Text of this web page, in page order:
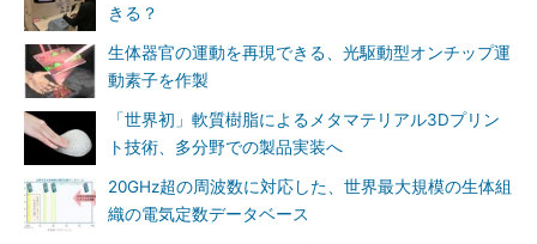
きる？
生体器官の運動を再現できる、光駆動型オンチップ運
動素子を作製
「世界初」軟質樹脂によるメタマテリアル3Dプリン
ト技術、多分野での製品実装へ
20GHz超の周波数に対応した、世界最大規模の生体組
織の電気定数データベース